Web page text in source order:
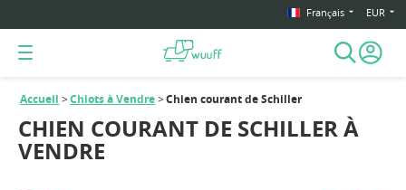
Français EUR
CHIEN COURANT DE SCHILLER À
VENDRE
Accueil Chiots à Vendre Chien courant de Schiller